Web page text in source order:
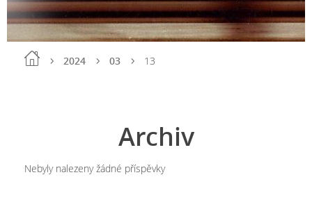
2024 03 13
Archiv
Nebyly nalezeny žádné příspěvky